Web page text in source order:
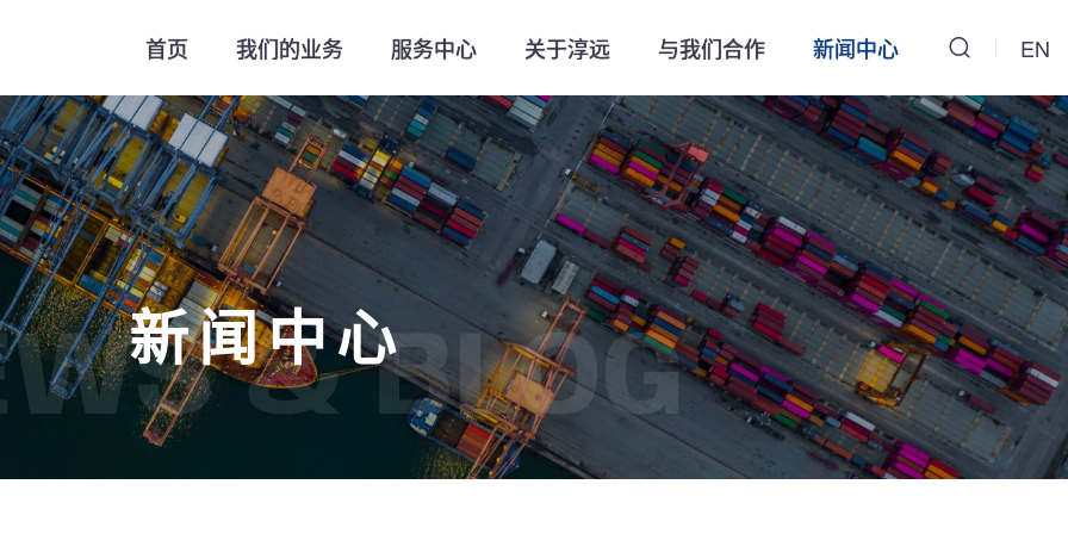
EN
首页 我们的业务 服务中心 关于淳远 与我们合作 新闻中心
新闻中心
& BLOG